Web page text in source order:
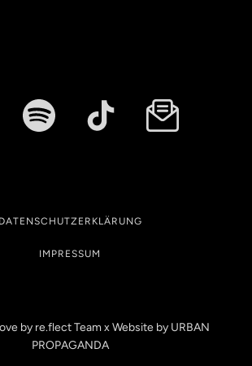
DATENSCHUTZERKLÄRUNG
IMPRESSUM
by re.flect Team x Website by URBAN
PROPAGANDA